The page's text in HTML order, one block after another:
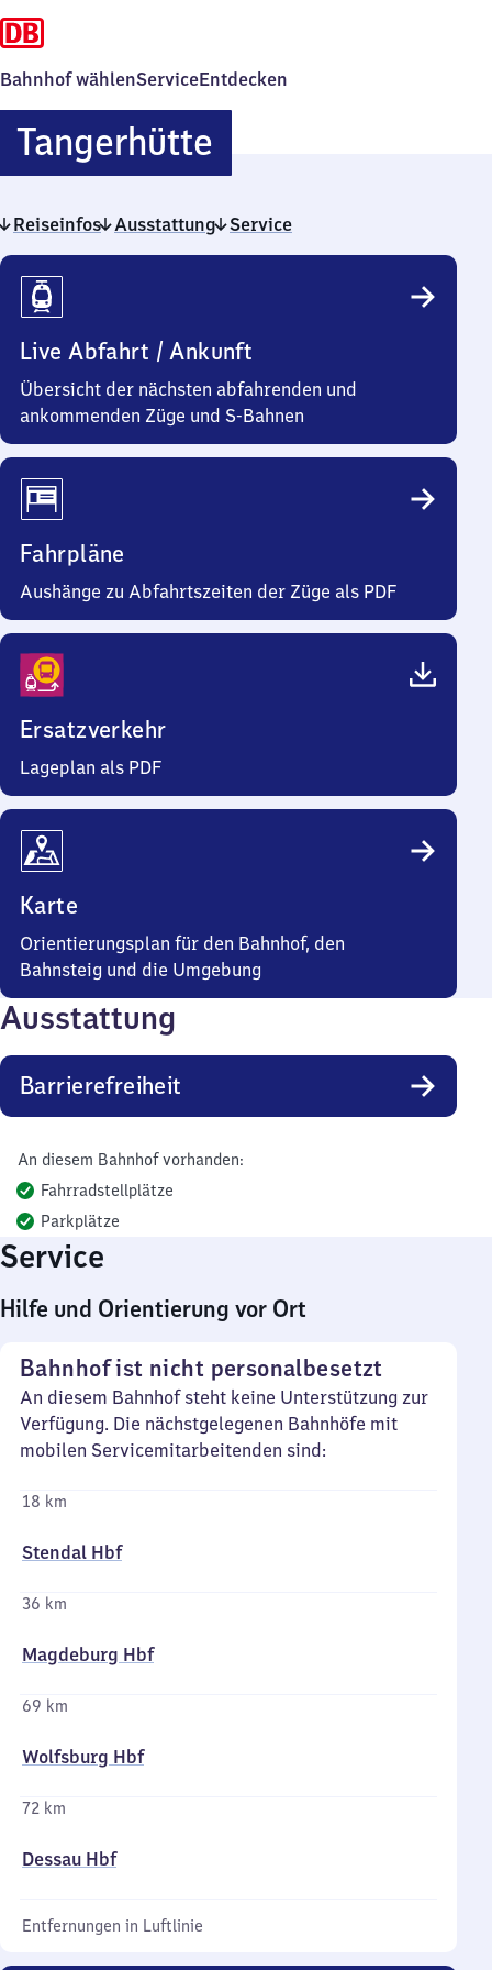
Bahnhof wählenServiceEntdecken
TangerhütteTangerhütte
Reiseinfos Ausstattung Service
Reiseinfos
Live Abfahrt / Ankunft
Übersicht der nächsten abfahrenden und
ankommenden Züge und S-Bahnen
Fahrpläne
Aushänge zu Abfahrtszeiten der Züge als PDF
Ersatzverkehr
Lageplan als PDF
Karte
Orientierungsplan für den Bahnhof, den
Bahnsteig und die Umgebung
Ausstattung
Barrierefreiheit
An diesem Bahnhof vorhanden:
Fahrradstellplätze
Parkplätze
Service
Hilfe und Orientierung vor Ort
Bahnhof ist nicht personalbesetzt
An diesem Bahnhof steht keine Unterstützung zur
Verfügung. Die nächstgelegenen Bahnhöfe mit
mobilen Servicemitarbeitenden sind:
18 km
Stendal Hbf
36 km
Magdeburg Hbf
69 km
Wolfsburg Hbf
72 km
Dessau Hbf
Entfernungen in Luftlinie